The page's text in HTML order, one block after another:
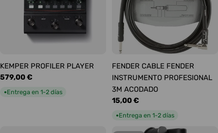
KEMPER PROFILER PLAYER
Precio
habitual
579,00 €
●Entrega en 1-2 días
FENDER CABLE FENDER
INSTRUMENTO PROFESIONAL
3M ACODADO
Precio
habitual
15,00 €
●Entrega en 1-2 días